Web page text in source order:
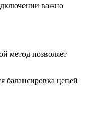
важно
метод позволяет
балансировка цепей